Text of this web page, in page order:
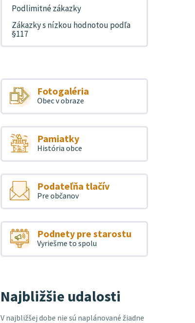
Podlimitné zákazky
Zákazky s nízkou hodnotou podľa
§117
Fotogaléria
Obec v obraze
Pamiatky
História obce
Podateľňa tlačív
Pre občanov
Podnety pre starostu
Vyriešme to spolu
Najbližšie udalosti
V najbližšej dobe nie sú naplánované žiadne